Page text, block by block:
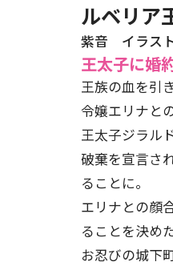
ルベリア
紫音 イラス
王太子に婚
王族の血を引
令嬢エリナと
王太子ジラル
破棄を宣言さ
ることに。
エリナとの顔
ることを決め
お忍びの城下